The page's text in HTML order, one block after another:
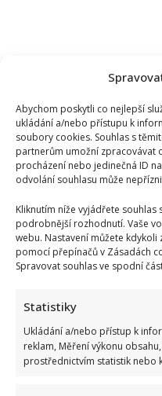
Abychom poskytli co nejlepší
ukládání a/nebo přístupu k
soubory cookies. Souhlas s
partnerům umožní zpracovávat
procházení nebo jedinečná ID
odvolání souhlasu může
Kliknutím níže vyjádřete
podrobnější rozhodnutí. Vaše
webu. Nastavení můžete
pomocí přepínačů v Zásadách
Spravovat souhlas ve spodní
Statistiky
Ukládání a/nebo přístup k
reklam, Měření výkonu
prostřednictvím statistik nebo